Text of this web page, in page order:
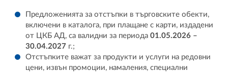
Предложенията за отстъпки в търговските обекти,
включени в каталога, при плащане с карти, издадени
от ЦКБ АД, са валидни за периода01.05.2026 –
30.04.2027 г.;
Отстъпките важат за продукти и услуги на редовни
цени, извън промоции, намаления, специални